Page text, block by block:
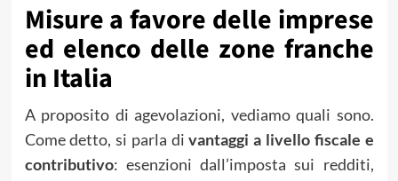
Misure a favore delle imprese
ed elenco delle zone franche
in Italia
A proposito di agevolazioni, vediamo quali sono.
Come detto, si parla divantaggi a livello fiscale e
contributivo: esenzioni dall’imposta sui redditi,